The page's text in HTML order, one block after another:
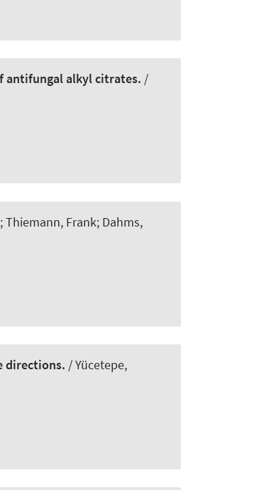
antifungal alkyl citrates. /
Thiemann, Frank; Dahms,
directions. / Yücetepe,